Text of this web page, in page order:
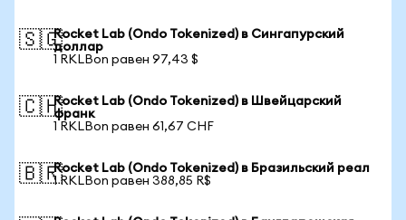
🇸🇬Rocket Lab (Ondo Tokenized) в Сингапурский
доллар
1 RKLBon равен 97,43 $
🇨🇭Rocket Lab (Ondo Tokenized) в Швейцарский
франк
1 RKLBon равен 61,67 CHF
🇧🇷Rocket Lab (Ondo Tokenized) в Бразильский реал
1 RKLBon равен 388,85 R$